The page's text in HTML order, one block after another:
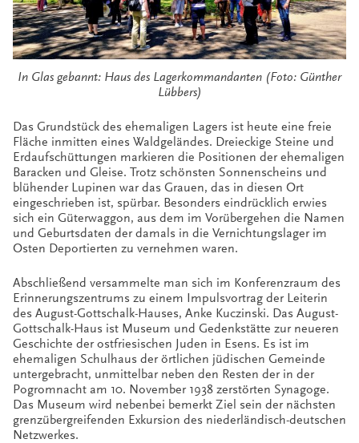
In Glas gebannt: Haus des Lagerkommandanten (Foto: Günther
Lübbers)
Das Grundstück des ehemaligen Lagers ist heute eine freie
Fläche inmitten eines Waldgeländes. Dreieckige Steine und
Erdaufschüttungen markieren die Positionen der ehemaligen
Baracken und Gleise. Trotz schönsten Sonnenscheins und
blühender Lupinen war das Grauen, das in diesen Ort
eingeschrieben ist, spürbar. Besonders eindrücklich erwies
sich ein Güterwaggon, aus dem im Vorübergehen die Namen
und Geburtsdaten der damals in die Vernichtungslager im
Osten Deportierten zu vernehmen waren.
Abschließend versammelte man sich im Konferenzraum des
Erinnerungszentrums zu einem Impulsvortrag der Leiterin
des August-Gottschalk-Hauses, Anke Kuczinski. Das August-
Gottschalk-Haus ist Museum und Gedenkstätte zur neueren
Geschichte der ostfriesischen Juden in Esens. Es ist im
ehemaligen Schulhaus der örtlichen jüdischen Gemeinde
untergebracht, unmittelbar neben den Resten der in der
Pogromnacht am 10. November 1938 zerstörten Synagoge.
Das Museum wird nebenbei bemerkt Ziel sein der nächsten
grenzübergreifenden Exkursion des niederländisch-deutschen
Netzwerkes.